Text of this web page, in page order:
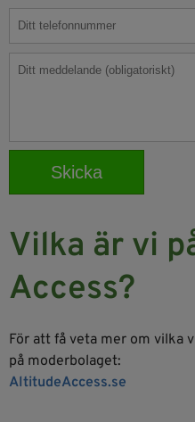
Vilka är vi
Access?
För att få veta mer om vilka
på moderbolaget:
AltitudeAccess.se